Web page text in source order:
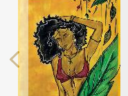
Previous